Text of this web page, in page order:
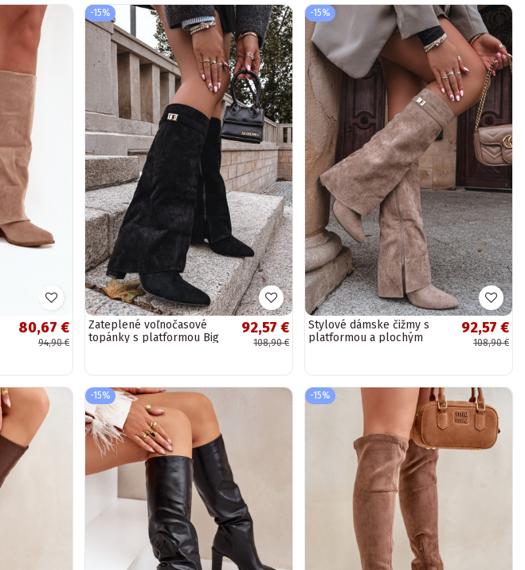
80,67 €
94,90 €
-15%
Zateplené voľnočasové
topánky s platformou Big
92,57 €
108,90 €
-15%
Stylové dámske čižmy s
platformou a plochým
92,57 €
108,90 €
-15% -15%